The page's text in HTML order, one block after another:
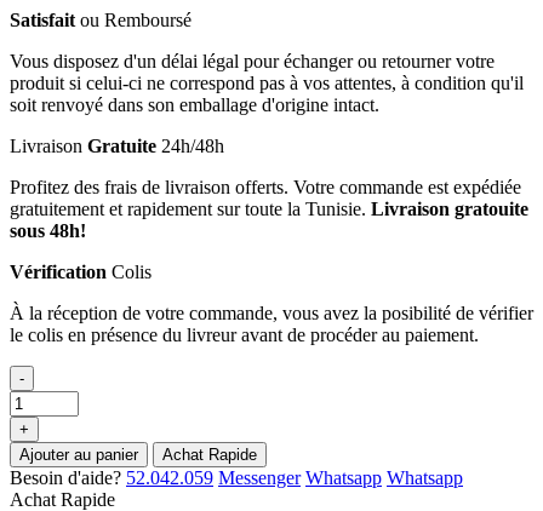
Satisfait ou Remboursé
Vous disposez d'un délai légal pour échanger ou retourner votre
produit si celui-ci ne correspond pas à vos attentes, à condition qu'il
soit renvoyé dans son emballage d'origine intact.
Livraison Gratuite 24h/48h
Profitez des frais de livraison offerts. Votre commande est expédiée
gratuitement et rapidement sur toute la Tunisie. Livraison gratouite
sous 48h!
Vérification Colis
À la réception de votre commande, vous avez la posibilité de vérifier
le colis en présence du livreur avant de procéder au paiement.
-
+
Ajouter au panier
Achat Rapide
Besoin d'aide? 52.042.059 Messenger Whatsapp Whatsapp
Achat Rapide